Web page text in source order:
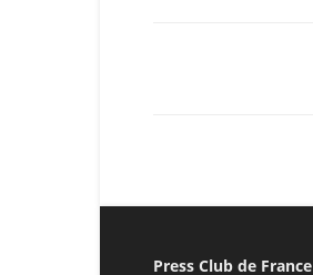
Press Club de France